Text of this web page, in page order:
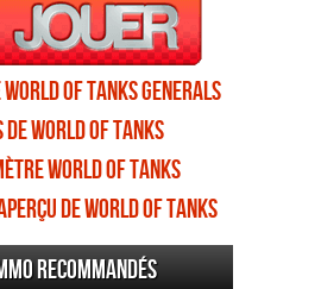
of Tanks Generals
de World of Tanks
World of Tanks
de World of Tanks
recommandés